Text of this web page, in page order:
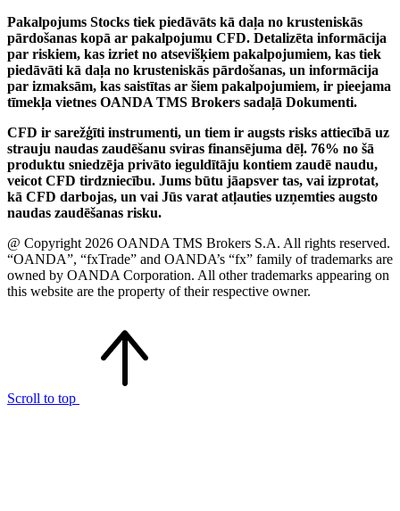
Pakalpojums Stocks tiek piedāvāts kā daļa no krusteniskās
pārdošanas kopā ar pakalpojumu CFD. Detalizēta informācija
par riskiem, kas izriet no atsevišķiem pakalpojumiem, kas tiek
piedāvāti kā daļa no krusteniskās pārdošanas, un informācija
par izmaksām, kas saistītas ar šiem pakalpojumiem, ir pieejama
tīmekļa vietnes OANDA TMS Brokers sadaļā Dokumenti.
CFD ir sarežģīti instrumenti, un tiem ir augsts risks attiecībā uz
strauju naudas zaudēšanu sviras finansējuma dēļ. 76% no šā
produktu sniedzēja privāto ieguldītāju kontiem zaudē naudu,
veicot CFD tirdzniecību. Jums būtu jāapsver tas, vai izprotat,
kā CFD darbojas, un vai Jūs varat atļauties uzņemties augsto
naudas zaudēšanas risku.
@ Copyright 2026 OANDA TMS Brokers S.A. All rights reserved.
“OANDA”, “fxTrade” and OANDA’s “fx” family of trademarks are
owned by OANDA Corporation. All other trademarks appearing on
this website are the property of their respective owner.
Scroll to top